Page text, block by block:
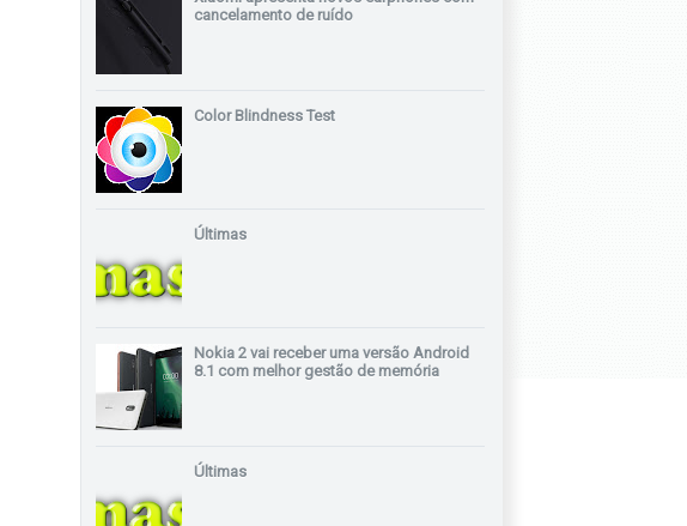
cancelamento de ruído
Color Blindness Test
Últimas
Nokia 2 vai receber uma versão Android
8.1 com melhor gestão de memória
Últimas